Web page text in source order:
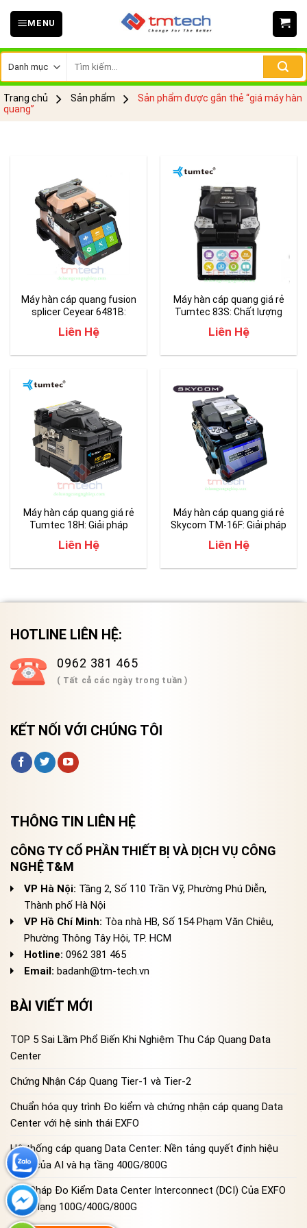
Skip
MENU
kiếm:
Trang chủ Sản phẩm
Sản phẩm được gắn thẻ “giá máy hàn
quang”
Máy hàn cáp quang fusion
splicer Ceyear 6481B:
Liên Hệ
Máy hàn cáp quang giá rẻ
Tumtec 83S: Chất lượng
Liên Hệ
Máy hàn cáp quang giá rẻ
Tumtec 18H: Giải pháp
PON
Liên Hệ
Máy hàn cáp quang giá rẻ
Skycom TM-16F: Giải pháp
ưu chi phí nhất
Liên Hệ
HOTLINE LIÊN HỆ:
0962 381 465
( Tất cả các ngày trong tuần )
KẾT NỐI VỚI CHÚNG TÔI
THÔNG TIN LIÊN HỆ
CÔNG TY CỔ PHẦN THIẾT BỊ VÀ DỊCH VỤ CÔNG
NGHỆ T&M
VP Hà Nội: Tầng 2, Số 110 Trần Vỹ, Phường Phú Diễn,
Thành phố Hà Nội
VP Hồ Chí Minh: Tòa nhà HB, Số 154 Phạm Văn Chiêu,
Phường Thông Tây Hội, TP. HCM
Hotline: 0962 381 465
Email: badanh@tm-tech.vn
BÀI VIẾT MỚI
TOP 5 Sai Lầm Phổ Biến Khi Nghiệm Thu Cáp Quang Data
Center
Chứng Nhận Cáp Quang Tier-1 và Tier-2
Chuẩn hóa quy trình Đo kiểm và chứng nhận cáp quang Data
Center với hệ sinh thái EXFO
Hệ thống cáp quang Data Center: Nền tảng quyết định hiệu
năng của AI và hạ tầng 400G/800G
Giải Pháp Đo Kiểm Data Center Interconnect (DCI) Của EXFO
Cho Mạng 100G/400G/800G